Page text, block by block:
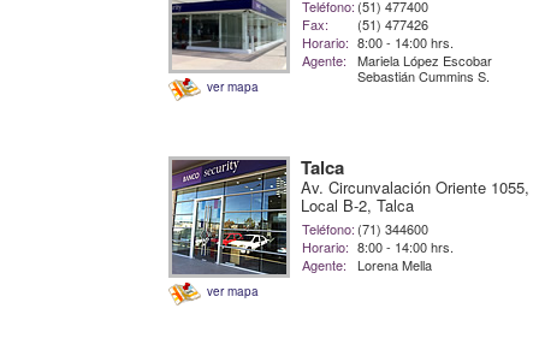
ver mapa
Teléfono: (51) 477400
Fax:
(51) 477426
Horario: 8:00 - 14:00 hrs.
Agente:
Mariela López Escobar
Sebastián Cummins S.
ver mapa
Talca
Av. Circunvalación Oriente 1055,
Local B-2, Talca
Teléfono: (71) 344600
Horario: 8:00 - 14:00 hrs.
Agente:
Lorena Mella